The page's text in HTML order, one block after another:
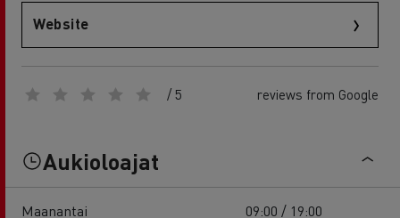
Website
/ 5 reviews from Google
Aukioloajat
Maanantai
09:00 / 19:00